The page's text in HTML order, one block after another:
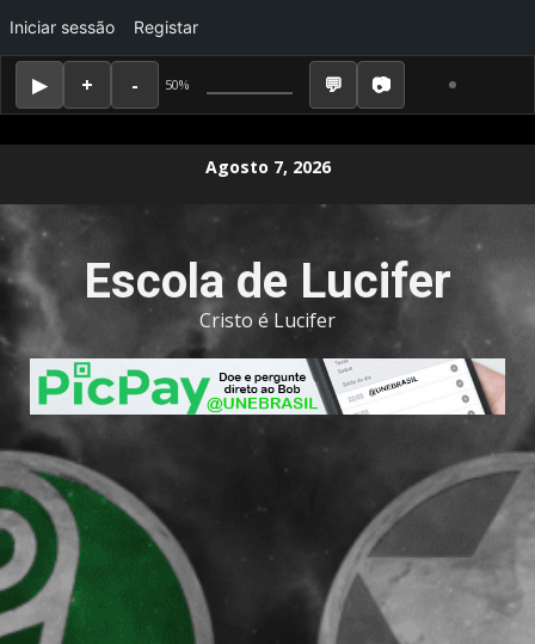
50%
Iniciar sessão Registar
Agosto 7, 2026
Escola de Lucifer
Cristo é Lucifer